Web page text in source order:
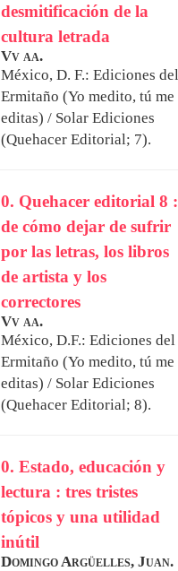
desmitificación de la
cultura letrada
Vv aa.
México, D. F.: Ediciones del
Ermitaño (Yo medito, tú me
editas) / Solar Ediciones
(Quehacer Editorial; 7).
0. Quehacer editorial 8 :
de cómo dejar de sufrir
por las letras, los libros
de artista y los
correctores
Vv aa.
México, D.F.: Ediciones del
Ermitaño (Yo medito, tú me
editas) / Solar Ediciones
(Quehacer Editorial; 8).
0. Estado, educación y
lectura : tres tristes
tópicos y una utilidad
inútil
Domingo Argüelles, Juan.